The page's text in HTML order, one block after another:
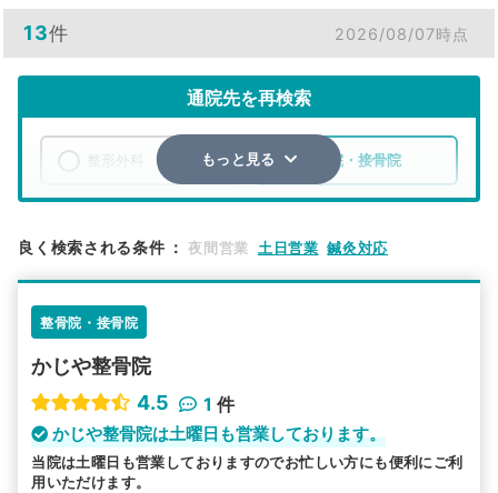
13件 2026/08/07時点
通院先を再検索
整骨院・接骨院
検索する
駅から探す 院名から探す
もっと見る
良く検索される条件 ： 夜間営業 土日営業 鍼灸対応
整骨院・接骨院
かじや整骨院
4.5
1 件
かじや整骨院は土曜日も営業しております。
当院は土曜日も営業しておりますのでお忙しい方にも便利にご利
用いただけます。